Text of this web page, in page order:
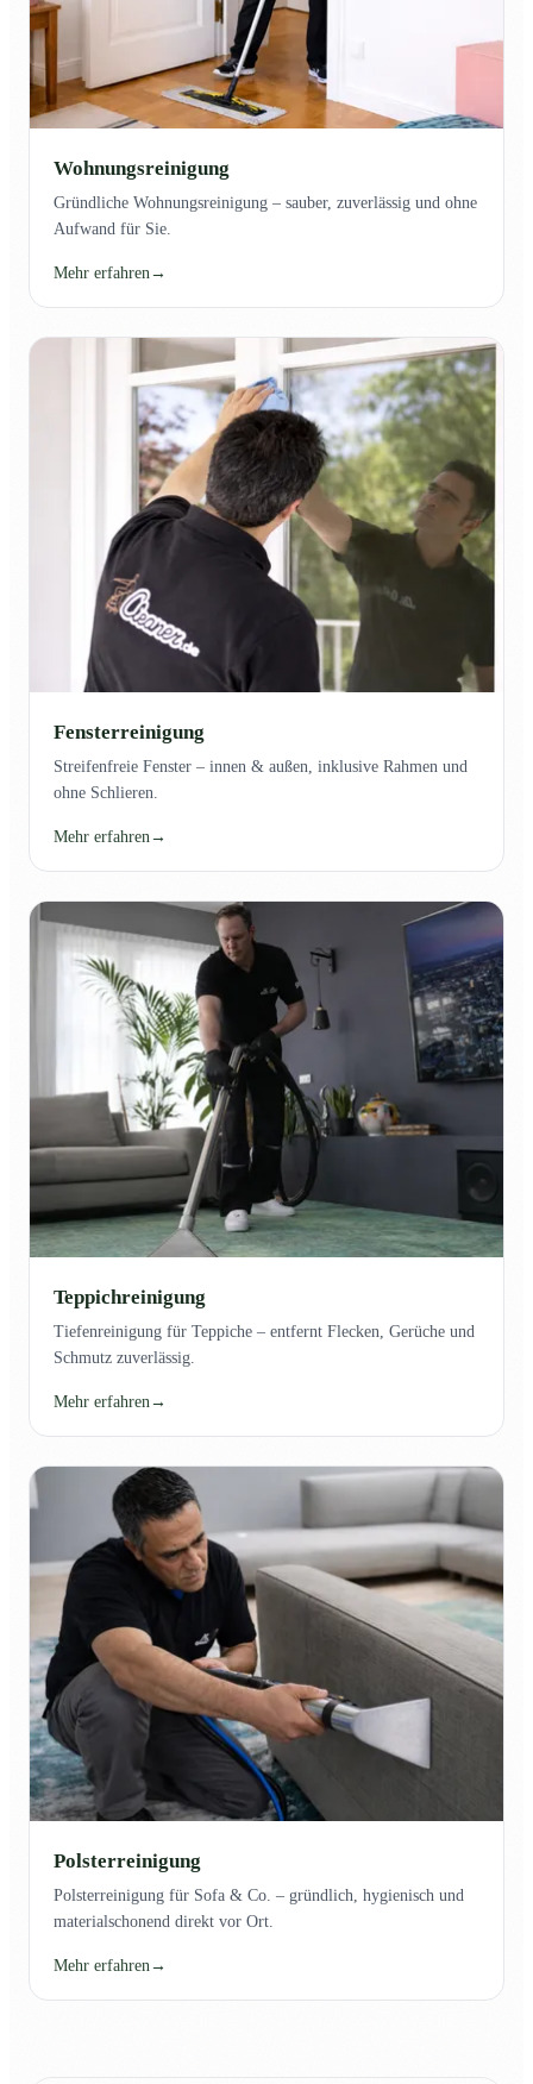
Wohnungsreinigung
Gründliche Wohnungsreinigung – sauber, zuverlässig und ohne
Aufwand für Sie.
Mehr erfahren →
Fensterreinigung
Streifenfreie Fenster – innen & außen, inklusive Rahmen und
ohne Schlieren.
Mehr erfahren→
Teppichreinigung
Tiefenreinigung für Teppiche – entfernt Flecken, Gerüche und
Schmutz zuverlässig.
Mehr erfahren →
Polsterreinigung
Polsterreinigung für Sofa & Co. – gründlich, hygienisch und
materialschonend direkt vor Ort.
Mehr erfahren→